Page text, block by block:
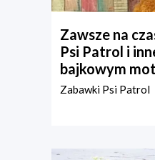
Zawsze na
Psi Patrol i
bajkowym
Zabawki Psi Patrol